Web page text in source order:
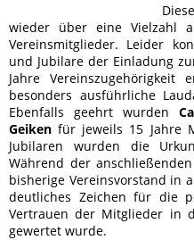
wieder über eine Vielzahl
Vereinsmitglieder. Leider
und Jubilare der Einladung
Jahre Vereinszugehörigkeit
besonders ausführliche
Ebenfalls geehrt wurden
Geiken für jeweils 15 Jahre
Jubilaren wurden die
Während der
bisherige Vereinsvorstand in
deutliches Zeichen für die
Vertrauen der Mitglieder in
gewertet wurde.